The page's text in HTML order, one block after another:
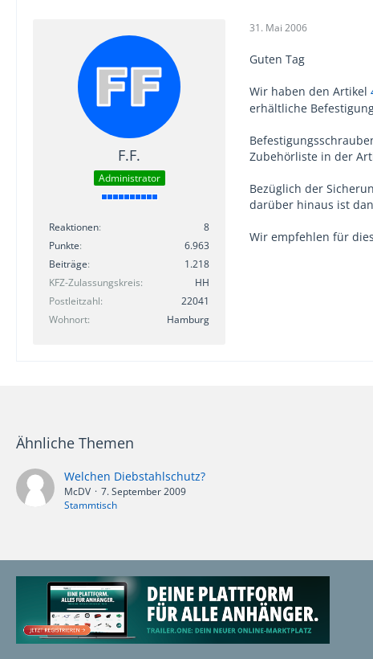
F.F.
Administrator
Reaktionen
8
Punkte
6.963
Beiträge
1.218
KFZ-Zulassungskreis
HH
Postleitzahl
22041
Wohnort
Hamburg
31. Mai 2006
Guten Tag
Wir haben den Artikel
erhältliche
Zubehörliste in der
Bezüglich der
darüber hinaus ist
Wir empfehlen für
Ähnliche Themen
Welchen Diebstahlschutz?
McDV
7. September 2009
Stammtisch